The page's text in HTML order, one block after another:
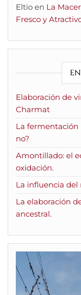
Eltio en La
Fresco y
Elaboración de
Charmat
La fermentación
no?
Amontillado: el
oxidación.
La influencia del
La elaboración
ancestral.